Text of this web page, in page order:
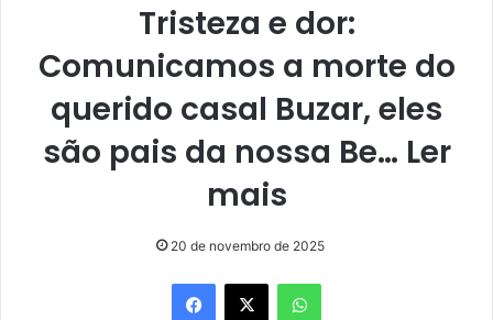
Tristeza e dor:
Comunicamos a morte do
querido casal Buzar, eles
são pais da nossa Be… Ler
mais
20 de novembro de 2025
Facebook
X WhatsApp